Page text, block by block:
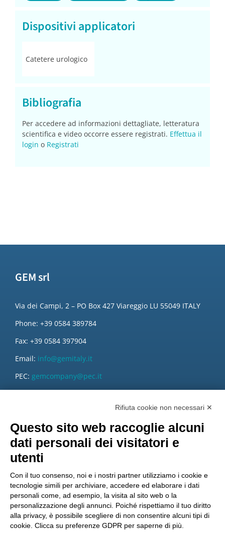
Dispositivi applicatori
Catetere urologico
Bibliografia
Per accedere ad informazioni dettagliate, letteratura
scientifica e video occorre essere registrati. Effettua il
login o Registrati
GEM srl
Via dei Campi, 2 – PO Box 427 Viareggio LU 55049 ITALY
Phone: +39 0584 389784
Fax: +39 0584 397904
Email: info@gemitaly.it
PEC: gemcompany@pec.it
Rifiuta cookie non necessari ✕
Questo sito web raccoglie alcuni
dati personali dei visitatori e
utenti
Con il tuo consenso, noi e i nostri partner utilizziamo i cookie e
tecnologie simili per archiviare, accedere ed elaborare i dati
personali come, ad esempio, la visita al sito web o la
personalizzazione degli annunci. Poiché rispettiamo il tuo diritto
alla privacy, è possibile scegliere di non consentire alcuni tipi di
cookie. Clicca su preferenze GDPR per saperne di più.